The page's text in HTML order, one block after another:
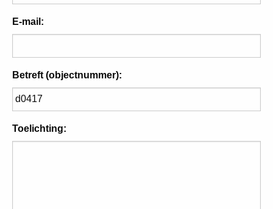
E-mail:
Betreft (objectnummer):
Toelichting: